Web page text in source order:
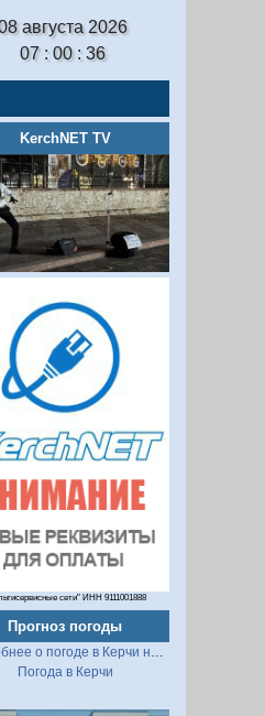
августа 2026
07 : 00 : 37
KerchNET TV
сети" ИНН 9111001888
Прогноз погоды
Подробнее о погоде в Керчи на 2 недели
Погода в Керчи